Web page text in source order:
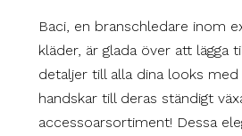
Baci, en branschledare inom
kläder, är glada över att lägga
detaljer till alla dina looks
handskar till deras ständigt
accessoarsortiment! Dessa